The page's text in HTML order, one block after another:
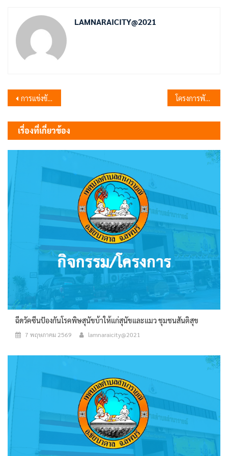
LAMNARAICITY@2021
แนะแนว
เรื่อง
การแข่งขันกีฬาฟุตบอล 8 คน “เยาวชนลำนารายณ์ คัพ” ครั้งที่ 2 ประจำปี 2567 โครงการพัฒนาประสิทธิภาพพนักงานเทศบาลและพนักงานจ้างป้องกันและบรรเทาสาธารณภัย ประจำปีงบประมาณ 2567
เรื่องที่เกี่ยวข้อง
ฉีดวัคซีนป้องกันโรคพิษสุนัขบ้าให้แก่สุนัขและแมว ชุมชนสันติสุข
7 พฤษภาคม 2569 lamnaraicity@2021